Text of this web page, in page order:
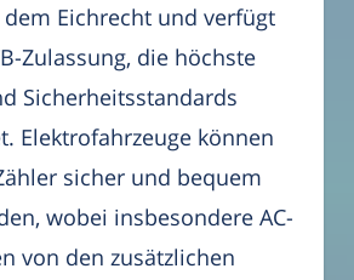
Eichrecht und verfügt
Zulassung, die höchste
Sicherheitsstandards
Elektrofahrzeuge können
sicher und bequem
wobei insbesondere AC-
von den zusätzlichen